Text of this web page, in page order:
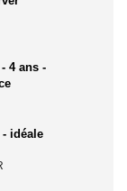
4 ans -
idéale